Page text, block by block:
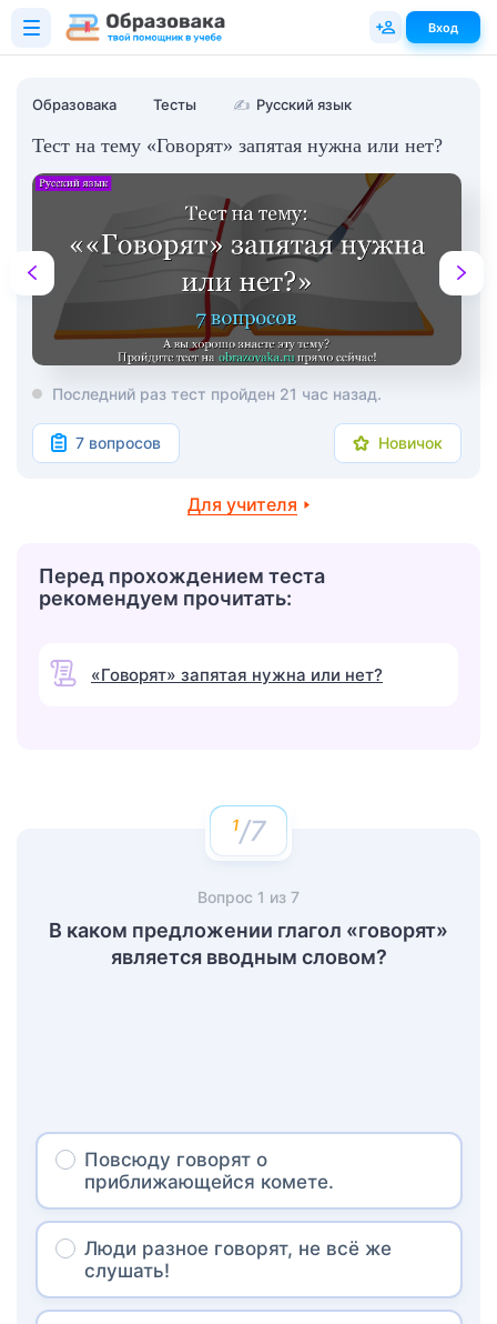
Образовака Тесты ✍ Русский язык
Тест на тему «Говорят» запятая нужна или нет?
Последний раз тест пройден 21 час назад.
7 вопросов Новичок
Для учителя
Перед прохождением теста
рекомендуем прочитать:
«Говорят» запятая нужна или нет?
/7
Вопрос 1 из 7
В каком предложении глагол «говорят»
является вводным словом?
Повсюду говорят о
приближающейся комете.
Люди разное говорят, не всё же
слушать!
Вход